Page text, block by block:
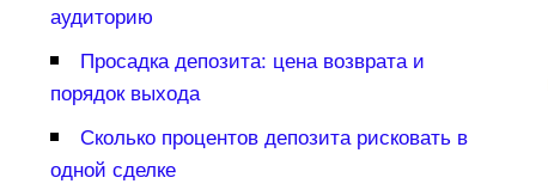
аудиторию
Просадка депозита: цена возврата и
порядок выхода
Сколько процентов депозита рисковать
одной сделке